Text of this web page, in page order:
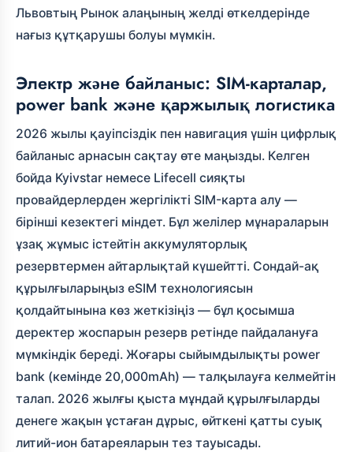
Львовтың Рынок алаңының желді өткелдерінде
нағыз құтқарушы болуы мүмкін.
Электр және байланыс: SIM-карталар,
power bank және қаржылық логистика
2026 жылы қауіпсіздік пен навигация үшін цифрлық
байланыс арнасын сақтау өте маңызды. Келген
бойда Kyivstar немесе Lifecell сияқты
провайдерлерден жергілікті SIM-карта алу —
бірінші кезектегі міндет. Бұл желілер мұнараларын
ұзақ жұмыс істейтін аккумуляторлық
резервтермен айтарлықтай күшейтті. Сондай-ақ
құрылғыларыңыз eSIM технологиясын
қолдайтынына көз жеткізіңіз — бұл қосымша
деректер жоспарын резерв ретінде пайдалануға
мүмкіндік береді. Жоғары сыйымдылықты power
bank (кемінде 20,000mAh) — талқылауға келмейтін
талап. 2026 жылғы қыста мұндай құрылғыларды
денеге жақын ұстаған дұрыс, өйткені қатты суық
литий-ион батареяларын тез тауысады.